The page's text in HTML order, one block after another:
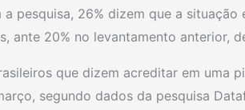
pesquisa, 26% dizem que a
ante 20% no levantamento anterior,
que dizem acreditar em uma
segundo dados da pesquisa